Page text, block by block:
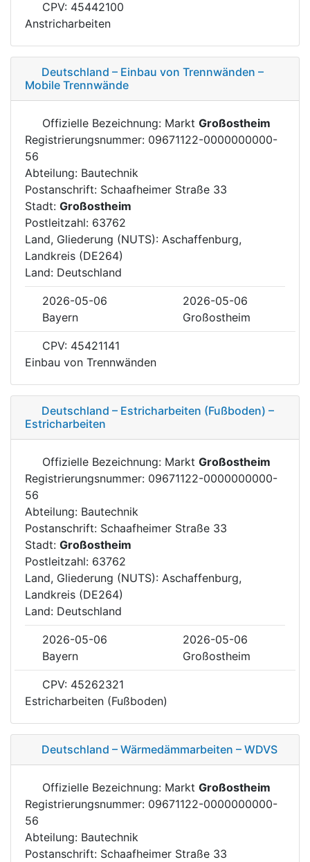
CPV: 45442100
Anstricharbeiten
Deutschland – Einbau von Trennwänden –
Mobile Trennwände
Offizielle Bezeichnung: Markt Großostheim
Registrierungsnummer: 09671122-0000000000-
56
Abteilung: Bautechnik
Postanschrift: Schaafheimer Straße 33
Stadt: Großostheim
Postleitzahl: 63762
Land, Gliederung (NUTS): Aschaffenburg,
Landkreis (DE264)
Land: Deutschland
2026-05-06
2026-05-06
Bayern
Großostheim
CPV: 45421141
Einbau von Trennwänden
Deutschland – Estricharbeiten (Fußboden) –
Estricharbeiten
Offizielle Bezeichnung: Markt Großostheim
Registrierungsnummer: 09671122-0000000000-
56
Abteilung: Bautechnik
Postanschrift: Schaafheimer Straße 33
Stadt: Großostheim
Postleitzahl: 63762
Land, Gliederung (NUTS): Aschaffenburg,
Landkreis (DE264)
Land: Deutschland
2026-05-06
2026-05-06
Bayern
Großostheim
CPV: 45262321
Estricharbeiten (Fußboden)
Deutschland – Wärmedämmarbeiten – WDVS
Offizielle Bezeichnung: Markt Großostheim
Registrierungsnummer: 09671122-0000000000-
56
Abteilung: Bautechnik
Postanschrift: Schaafheimer Straße 33